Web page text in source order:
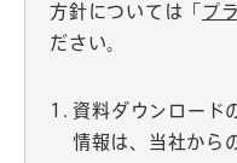
方針については「 プ
ださい。
資料ダウンロード
情報は、当社から